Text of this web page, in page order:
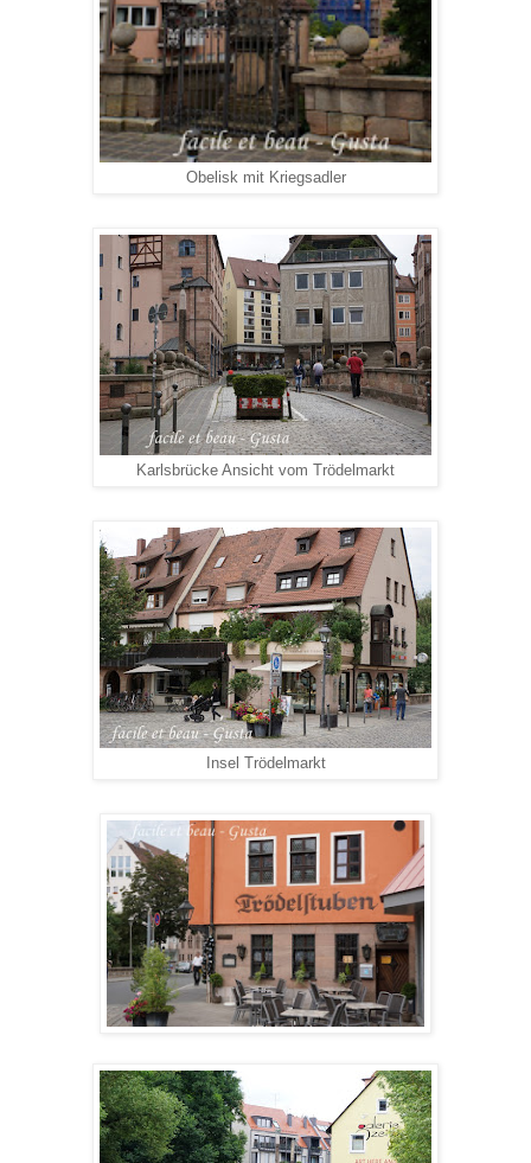
Obelisk mit Kriegsadler
Karlsbrücke Ansicht vom Trödelmarkt
Insel Trödelmarkt